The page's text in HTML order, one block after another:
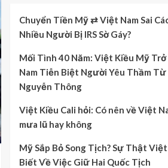
Chuyển Tiền Mỹ ⇄ Việt Nam Sai
Nhiều Người Bị IRS Sờ Gáy?
Mối Tình 40 Năm: Việt Kiều Mỹ
Nam Tiễn Biệt Người Yêu Thầm
Nguyễn Thông
Việt Kiều Cali hỏi: Có nên về Việt
mưa lũ hay không
Mỹ Sắp Bỏ Song Tịch? Sự Thật
Biết Về Việc Giữ Hai Quốc Tịch